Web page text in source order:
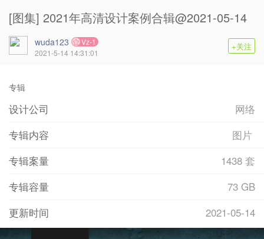
[图集] 2021年高清设计案例合辑@2021-05-14
wuda123
Vz-1
2021-5-14 14:31:01
+关注
专辑
设计公司
网络
专辑内容
图片
专辑案量
1438 套
专辑容量
73 GB
更新时间
2021-05-14